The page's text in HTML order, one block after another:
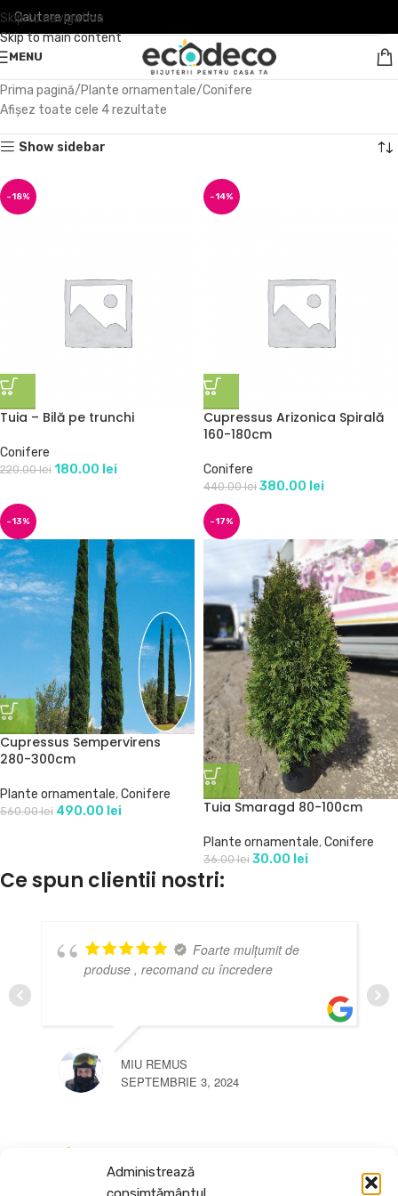
Administrează
Skip to navigation
Skip to main content
MENU
Prima pagină Plante ornamentale Conifere
Afișez toate cele 4 rezultate
Show sidebar
-18%
Tuia – Bilă pe trunchi
Conifere
220.00lei 180.00 lei
-14%
Cupressus Arizonica Spirală
160-180cm
Conifere
440.00lei 380.00 lei
-13%
Cupressus Sempervirens
280-300cm
Plante ornamentale,Conifere
560.00lei 490.00 lei
-17%
Tuia Smaragd 80-100cm
Plante ornamentale,Conifere
36.00lei 30.00 lei
Ce spun clientii nostri:
Foarte mulțumit de
produse , recomand cu încredere
MIU REMUS
SEPTEMBRIE 3, 2024